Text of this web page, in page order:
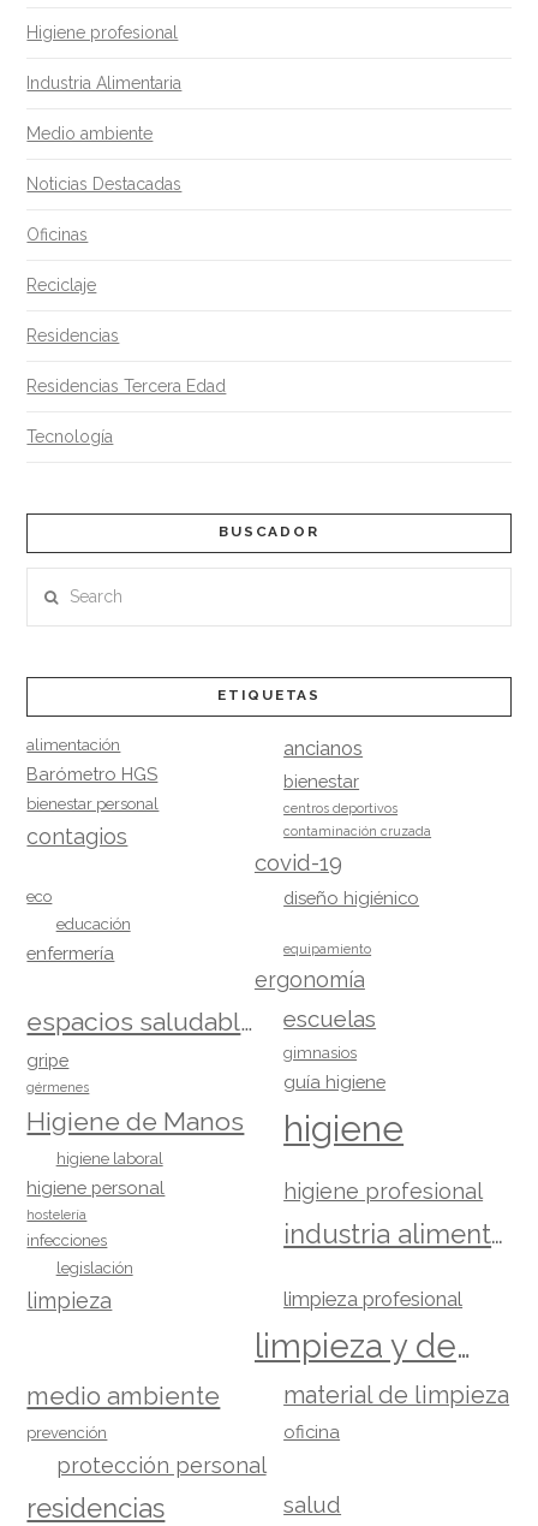
Higiene profesional
Industria Alimentaria
Medio ambiente
Noticias Destacadas
Oficinas
Reciclaje
Residencias
Residencias Tercera Edad
Tecnología
BUSCADOR
ETIQUETAS
alimentación ancianos
Barómetro HGS bienestar
bienestar personal centros deportivos
contagios contaminación cruzada
covid-19
diseño higiénico
eco
educación
enfermería equipamiento
ergonomía
escuelas
espacios saludables
gimnasios
gripe
guía higiene
gérmenes
higiene
Higiene de Manos
higiene laboral
higiene personal higiene profesional
hostelería
industria alimentaria
infecciones
legislación
limpieza limpieza profesional
limpieza y desinfección
material de limpieza
medio ambiente
oficina
prevención
protección personal
residencias salud